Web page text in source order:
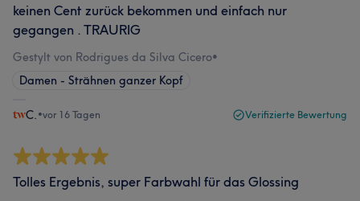
keinen Cent zurück bekommen und einfach nur
gegangen . TRAURIG
Gestylt von Rodrigues da Silva Cicero•
Damen - Strähnen ganzer Kopf
C. •vor 16 Tagen Verifizierte Bewertung
Tolles Ergebnis, super Farbwahl für das Glossing